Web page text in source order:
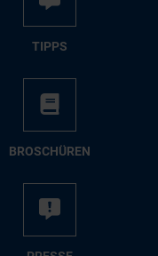
TIPPS
BRO­SCHÜ­REN